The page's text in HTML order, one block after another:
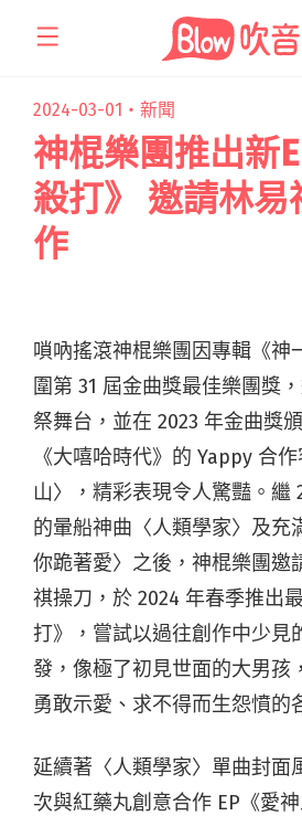
2024-03-01・ 新聞
神棍樂團推出新
殺打》 邀請林易
作
嗩吶搖滾神棍樂團因專輯《神
圍第 31 屆金曲獎最佳樂團獎
祭舞台，並在 2023 年金曲獎
《大嘻哈時代》的 Yappy 合
山〉，精彩表現令人驚豔。繼
的暈船神曲〈人類學家〉及充
你跪著愛〉之後，神棍樂團邀
祺操刀，於 2024 年春季推出
打》，嘗試以過往創作中少見
發，像極了初見世面的大男孩
勇敢示愛、求不得而生怨憤的
延續著〈人類學家〉單曲封面
次與紅藥丸創意合作 EP《愛